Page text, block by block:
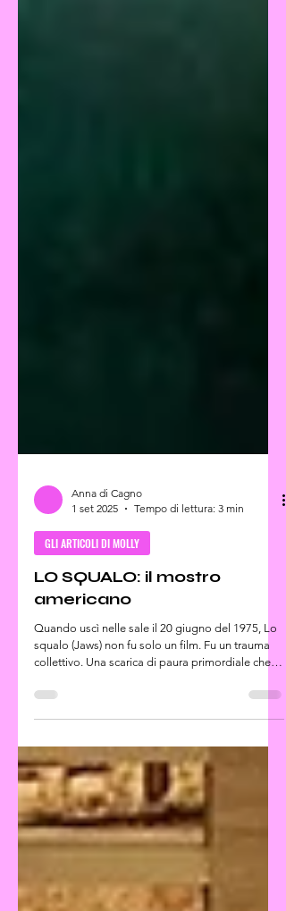
Anna di Cagno
1 set 2025
Tempo di lettura: 3 min
GLI ARTICOLI DI MOLLY
americano
Quando uscì nelle sale il 20 giugno del 1975, Lo
collettivo. Una scarica di paura primordiale che
trasformò per sempre l’estate, il mare, oltre che il
emergeva all’improvviso dalle acque non veniva
solo dalle profondità dell’oceano, ma da un
abisso ben più oscuro: quello dell’anima
americana.